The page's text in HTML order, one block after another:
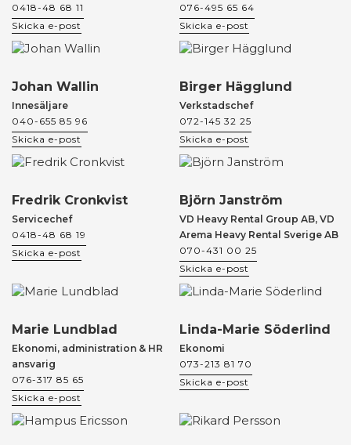
0418-48 68 11
Skicka e-post
076-495 65 64
Skicka e-post
Johan Wallin
Innesäljare
040-655 85 96
Skicka e-post
Birger Hägglund
Verkstadschef
072-145 32 25
Skicka e-post
Fredrik Cronkvist
Servicechef
0418-48 68 19
Skicka e-post
Björn Janström
VD Heavy Rental Group AB, VD
Arema Heavy Rental Sverige AB
070-431 00 25
Skicka e-post
Marie Lundblad
Ekonomi, administration & HR
ansvarig
076-317 85 65
Skicka e-post
Linda-Marie Söderlind
Ekonomi
073-213 81 70
Skicka e-post